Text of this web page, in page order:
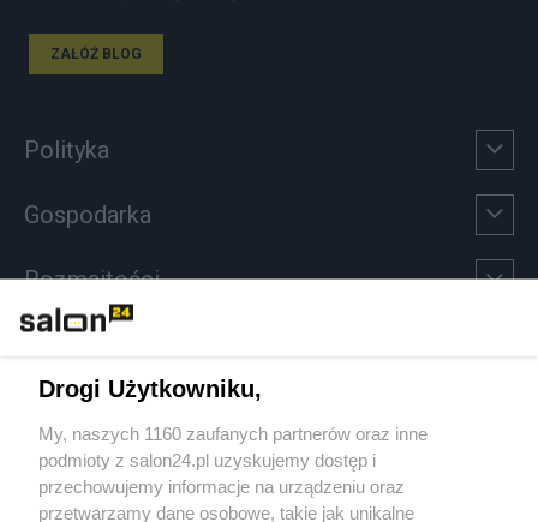
ZAŁÓŻ BLOG
Polityka
Gospodarka
Rozmaitości
Sport
Społeczeństwo
Drogi Użytkowniku,
My, naszych 1160 zaufanych partnerów oraz inne
podmioty z salon24.pl uzyskujemy dostęp i
przechowujemy informacje na urządzeniu oraz
przetwarzamy dane osobowe, takie jak unikalne